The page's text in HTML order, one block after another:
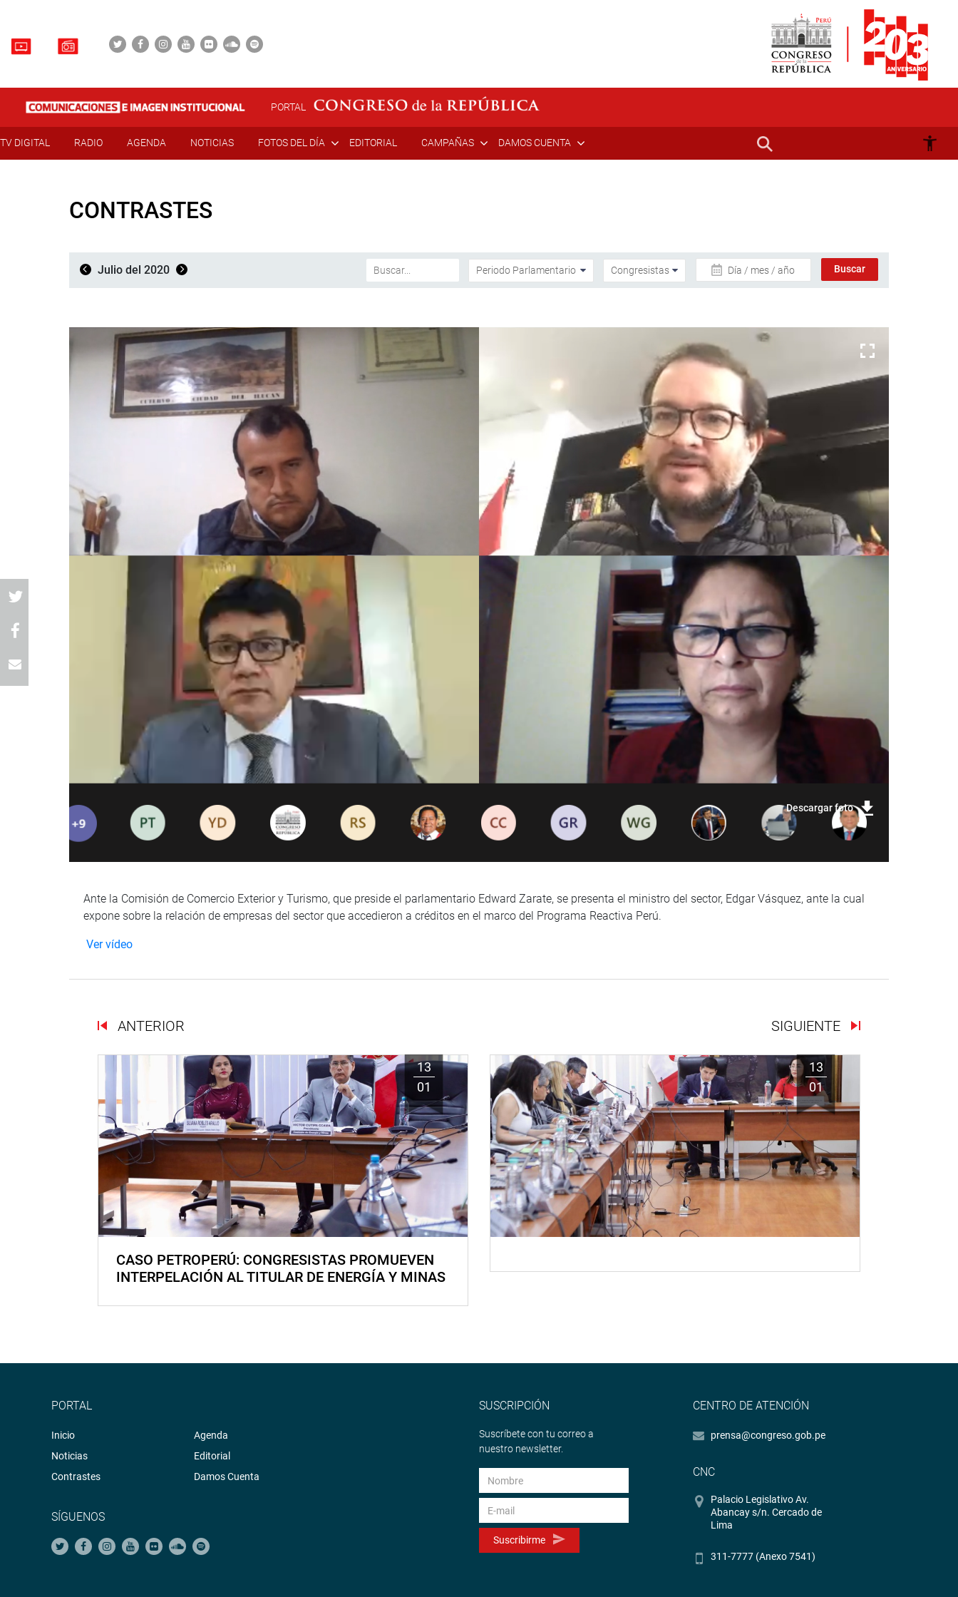
PORTAL
TV DIGITAL RADIO AGENDA NOTICIAS FOTOS DEL DÍA EDITORIAL CAMPAÑAS DAMOS CUENTA
CONTRASTES
Julio del 2020 Día / mes / año
Descargar foto
Ante la Comisión de Comercio Exterior y Turismo, que preside el parlamentario Edward Zarate, se presenta el ministro del sector, Edgar Vásquez, ante la cual
expone sobre la relación de empresas del sector que accedieron a créditos en el marco del Programa Reactiva Perú.
Ver vídeo
ANTERIOR SIGUIENTE
13
01
CASO PETROPERÚ: CONGRESISTAS PROMUEVEN
INTERPELACIÓN AL TITULAR DE ENERGÍA Y MINAS
13
01
PORTAL
Inicio
Noticias
Contrastes
Agenda
Editorial
Damos Cuenta
SÍGUENOS
SUSCRIPCIÓN
Suscríbete con tu correo a
nuestro newsletter.
Suscribirme
CENTRO DE ATENCIÓN
prensa@congreso.gob.pe
CNC
Palacio Legislativo Av.
Abancay s/n. Cercado de
Lima
311-7777 (Anexo 7541)